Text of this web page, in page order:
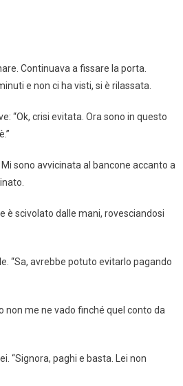
Continuava a fissare la porta.
e non ci ha visti, si è rilassata.
“Ok, crisi evitata. Ora sono in questo
sono avvicinata al bancone accanto a
è scivolato dalle mani, rovesciandosi
“Sa, avrebbe potuto evitarlo pagando
non me ne vado finché quel conto da
“Signora, paghi e basta. Lei non